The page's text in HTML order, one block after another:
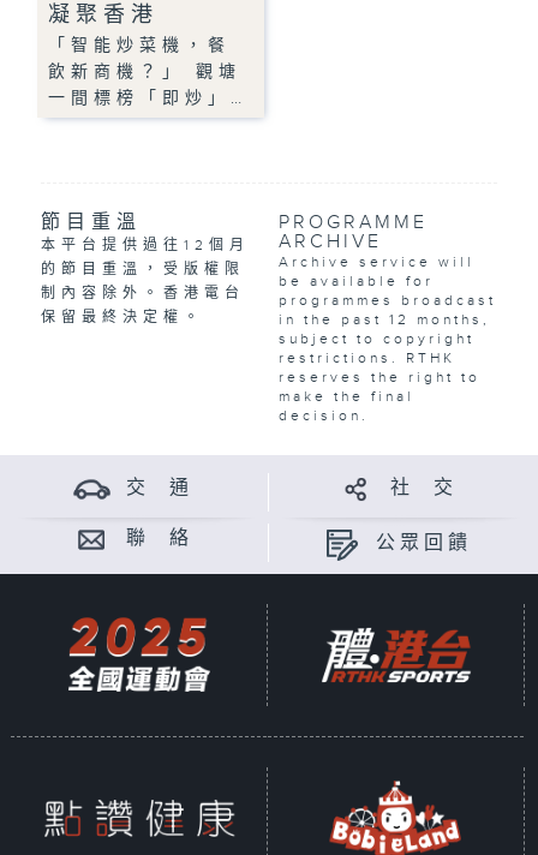
凝聚香港
「智能炒菜機，餐
飲新商機？」 觀塘
一間標榜「即炒」…
節目重溫
本平台提供過往12個月
的節目重溫，受版權限
制內容除外。香港電台
保留最終決定權。
PROGRAMME
ARCHIVE
Archive service will
be available for
programmes broadcast
in the past 12 months,
subject to copyright
restrictions. RTHK
reserves the right to
make the final
decision.
交 通 社 交
聯 絡 公眾回饋